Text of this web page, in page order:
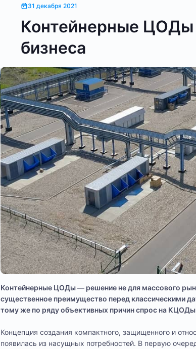
31 декабря 2021
Контейнерные ЦОДы
бизнеса
Контейнерные ЦОДы — решение не для массового
существенное преимущество перед классическими
тому же по ряду объективных причин спрос на КЦОДы
Концепция создания компактного, защищенного и
появилась из насущных потребностей. В первую